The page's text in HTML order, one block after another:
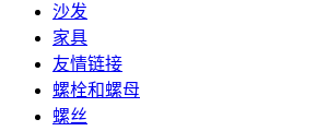
沙发
家具
友情链接
螺栓和螺母
螺丝